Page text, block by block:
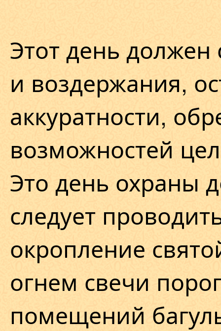
Этот день должен
и воздержания,
аккуратности,
возможностей
Это день охраны
следует
окропление
огнем свечи
помещений